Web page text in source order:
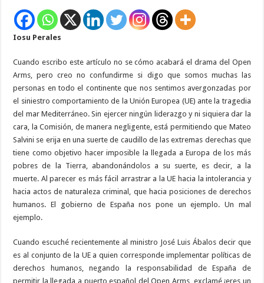
el
Mediterráneo
Iosu Perales
Cuando escribo este artículo no se cómo acabará el drama del Open
Arms, pero creo no confundirme si digo que somos muchas las
personas en todo el continente que nos sentimos avergonzadas por
el siniestro comportamiento de la Unión Europea (UE) ante la tragedia
del mar Mediterráneo. Sin ejercer ningún liderazgo y ni siquiera dar la
cara, la Comisión, de manera negligente, está permitiendo que Mateo
Salvini se erija en una suerte de caudillo de las extremas derechas que
tiene como objetivo hacer imposible la llegada a Europa de los más
pobres de la Tierra, abandonándolos a su suerte, es decir, a la
muerte. Al parecer es más fácil arrastrar a la UE hacia la intolerancia y
hacia actos de naturaleza criminal, que hacia posiciones de derechos
humanos. El gobierno de España nos pone un ejemplo. Un mal
ejemplo.
Cuando escuché recientemente al ministro José Luis Ábalos decir que
es al conjunto de la UE a quien corresponde implementar políticas de
derechos humanos, negando la responsabilidad de España de
permitir la llegada a puerto español del Open Arms, exclamé ¡eres un